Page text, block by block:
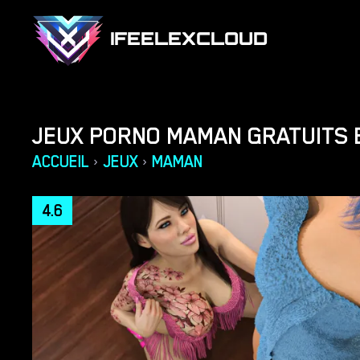
IFEELEXCLOUD
JEUX PORNO MAMAN GRATUITS
ACCUEIL › JEUX › MAMAN
4.6